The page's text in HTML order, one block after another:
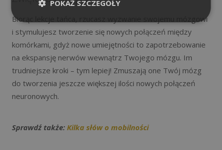
Biorąc lekcje tańca, rzucasz wyzwanie swojemu mózgowi
i stymulujesz tworzenie się nowych połączeń między
komórkami, gdyż nowe umiejętności to zapotrzebowanie
na ekspansję nerwów wewnątrz Twojego mózgu. Im
trudniejsze kroki – tym lepiej! Zmuszają one Twój mózg
do tworzenia jeszcze większej ilości nowych połączeń
neuronowych.
Sprawdź także: Kilka słów o mobilności
POKAŻ SZCZEGÓŁY